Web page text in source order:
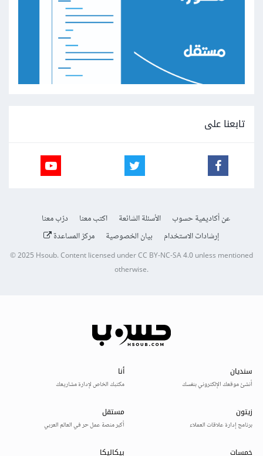
تابعنا على
عن أكاديمية حسوب الأسئلة الشائعة اكتب معنا
درّب معنا
إرشادات الاستخدام
بيان الخصوصية مركز المساعدة
© 2025Hsoub.Content licensed underCC BY-NC-SA 4.0unless mentioned
otherwise.